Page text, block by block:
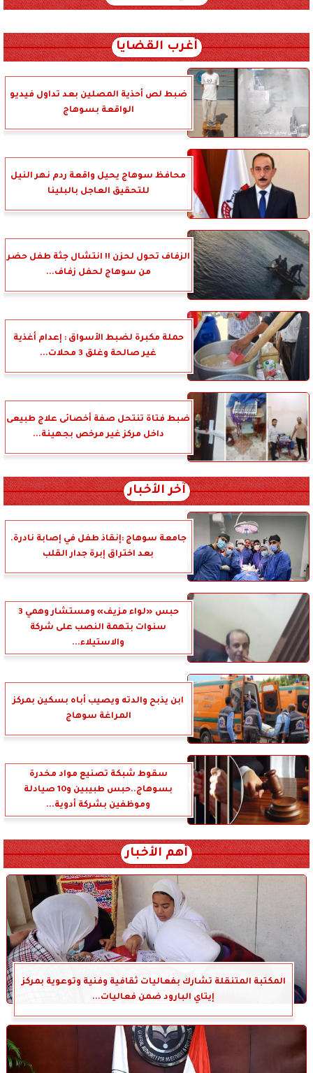
أغرب القضايا
ضبط لص أحذية المصلين بعد تداول فيديو
الواقعة بسوهاج
محافظ سوهاج يحيل واقعة ردم نهر النيل
للتحقيق العاجل بالبلينا
الزفاف تحول لحزن !! انتشال جثة طفل حضر
من سوهاج لحفل زفاف...
حملة مكبرة لضبط الأسواق : إعدام أغذية
غير صالحة وغلق 3 محلات...
ضبط فتاة تنتحل صفة أخصائى علاج طبيعى
داخل مركز غير مرخص بجهينة...
آخر الأخبار
جامعة سوهاج :إنقاذ طفل في إصابة نادرة.
بعد اختراق إبرة جدار القلب
حبس «لواء مزيف» ومستشار وهمي 3
سنوات بتهمة النصب على شركة
والاستيلاء...
ابن يذبح والدته ويصيب أباه بسكين بمركز
المراغة سوهاج
سقوط شبكة تصنيع مواد مخدرة
بسوهاج..حبس طبيبين و10 صيادلة
وموظفين بشركة أدوية...
أهم الأخبار
المكتبة المتنقلة تشارك بفعاليات ثقافية وفنية وتوعوية بمركز
إيتاي البارود ضمن فعاليات...